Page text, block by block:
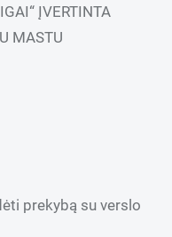
ĮVERTINTA
MASTU
prekybą su verslo